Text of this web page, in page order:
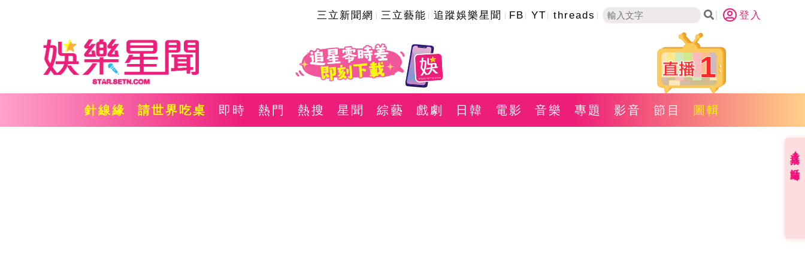
三立新聞網 三立藝能 追蹤娛樂星聞 FB YT threads 登入
1
針線緣 請世界吃桌 即時 熱門 熱搜 星聞 綜藝 戲劇 日韓 電影 音樂 專題 影音 節目 圖輯
直播✦活動